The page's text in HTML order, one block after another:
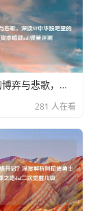
穿越迷雾的博弈与悲歌，深读ST中华股吧里的众生相与资本暗战mft弹簧评测
281 人在看